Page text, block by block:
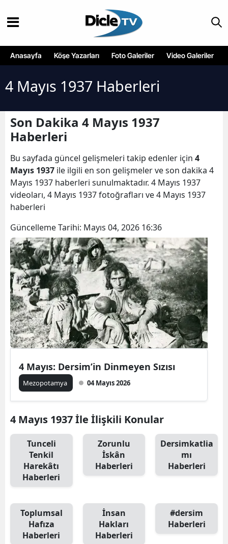
Anasayfa Köşe Yazarları Foto Galeriler Video Galeriler
4 Mayıs 1937 Haberleri
Son Dakika 4 Mayıs 1937
Haberleri
Bu sayfada güncel gelişmeleri takip edenler için 4
Mayıs 1937 ile ilgili en son gelişmeler ve son dakika 4
Mayıs 1937 haberleri sunulmaktadır. 4 Mayıs 1937
videoları, 4 Mayıs 1937 fotoğrafları ve 4 Mayıs 1937
haberleri
Güncelleme Tarihi: Mayıs 04, 2026 16:36
4 Mayıs: Dersim’in Dinmeyen Sızısı
Mezopotamya 04 Mayıs 2026
4 Mayıs 1937 İle İlişkili Konular
Tunceli
Tenkil
Harekâtı
Haberleri
Zorunlu
İskân
Haberleri
Dersimkatlia
mı
Haberleri
Toplumsal
Hafıza
Haberleri
İnsan
Hakları
Haberleri
#dersim
Haberleri